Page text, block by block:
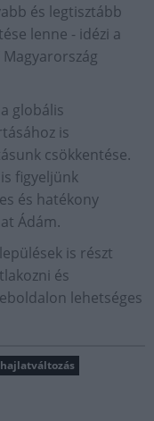
és legtisztább
lenne - idézi a
globális
is
csökkentése.
figyeljünk
és hatékony
Ádám.
is részt
és
lehetséges